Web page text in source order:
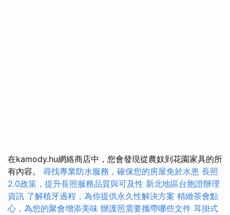
在kamody.hu網絡商店中，您會發現從農奴到花園家具的所
有內容。 尋找專業防水服務，確保您的房屋免於水患 長照
2.0政策，提升長照服務品質與可及性 新北地區台胞證辦理
資訊 了解植牙過程，為你提供永久性解決方案 精緻茶會點
心，為您的聚會增添美味 辦護照需要攜帶哪些文件 耳掛式